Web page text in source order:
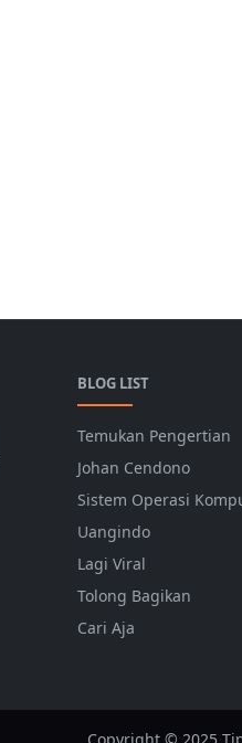
BLOG LIST
Temukan Pengertian
Johan Cendono
Sistem Operasi
Uangindo
Lagi Viral
Tolong Bagikan
Cari Aja